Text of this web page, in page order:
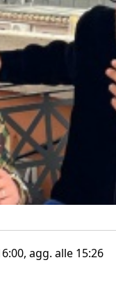
, agg. alle 15:26